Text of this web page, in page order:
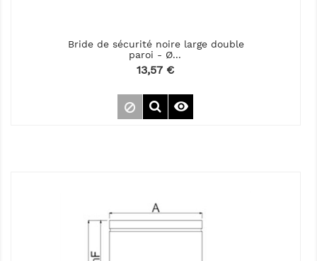
Bride de sécurité noire large double
paroi - Ø...
Prix
13,57 €
